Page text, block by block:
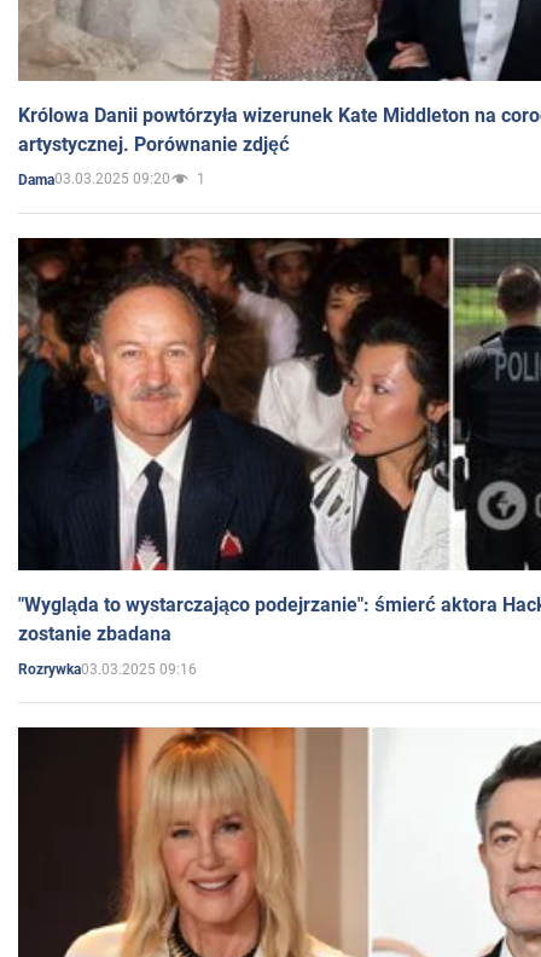
Królowa Danii powtórzyła wizerunek Kate Middleton na
artystycznej. Porównanie zdjęć
Dama03.03.2025 09:20 1
"Wygląda to wystarczająco podejrzanie": śmierć aktora
zostanie zbadana
Rozrywka03.03.2025 09:16